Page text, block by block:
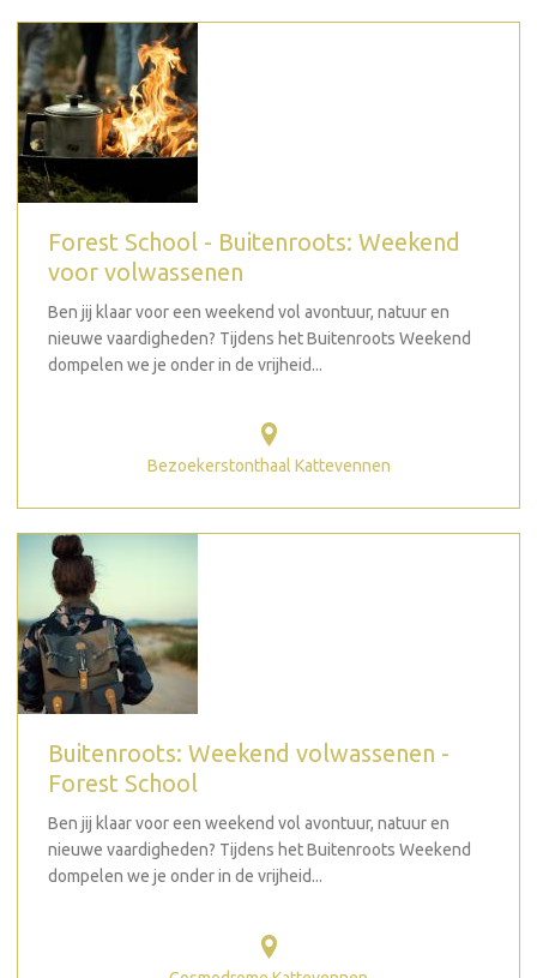
Forest School - Buitenroots: Weekend
voor volwassenen
Ben jij klaar voor een weekend vol avontuur, natuur en
nieuwe vaardigheden? Tijdens het Buitenroots Weekend
dompelen we je onder in de vrijheid...
Bezoekerstonthaal Kattevennen
Buitenroots: Weekend volwassenen -
Forest School
Ben jij klaar voor een weekend vol avontuur, natuur en
nieuwe vaardigheden? Tijdens het Buitenroots Weekend
dompelen we je onder in de vrijheid...